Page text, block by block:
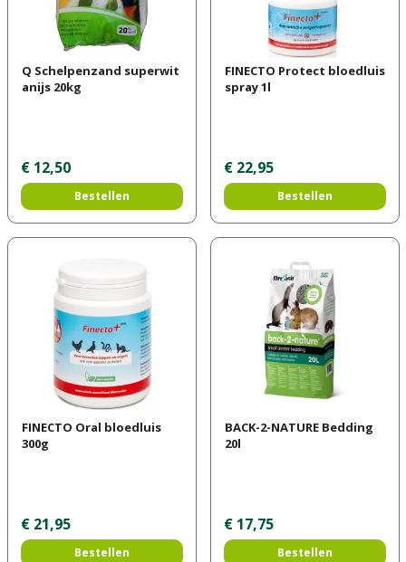
Q Schelpenzand superwit
anijs 20kg
€ 12,50
Bestellen
FINECTO Protect bloedluis
spray 1l
€ 22,95
Bestellen
FINECTO Oral bloedluis
300g
€ 21,95
Bestellen
BACK-2-NATURE Bedding
20l
€ 17,75
Bestellen